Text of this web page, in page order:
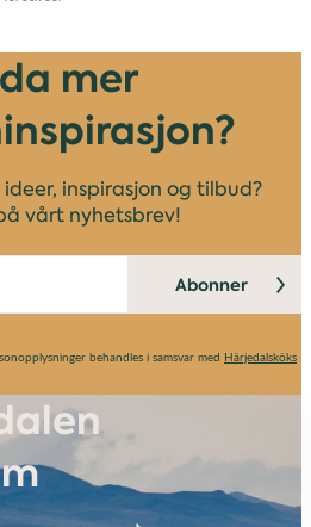
mer
inspirasjon og tilbud?
vårt nyhetsbrev!
Abonner
behandles i samsvar med Härjedalsköks